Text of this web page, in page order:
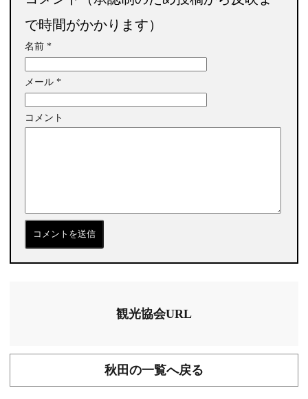
で時間がかかります）
名前 *
メール *
コメント
観光協会URL
秋田の一覧へ戻る